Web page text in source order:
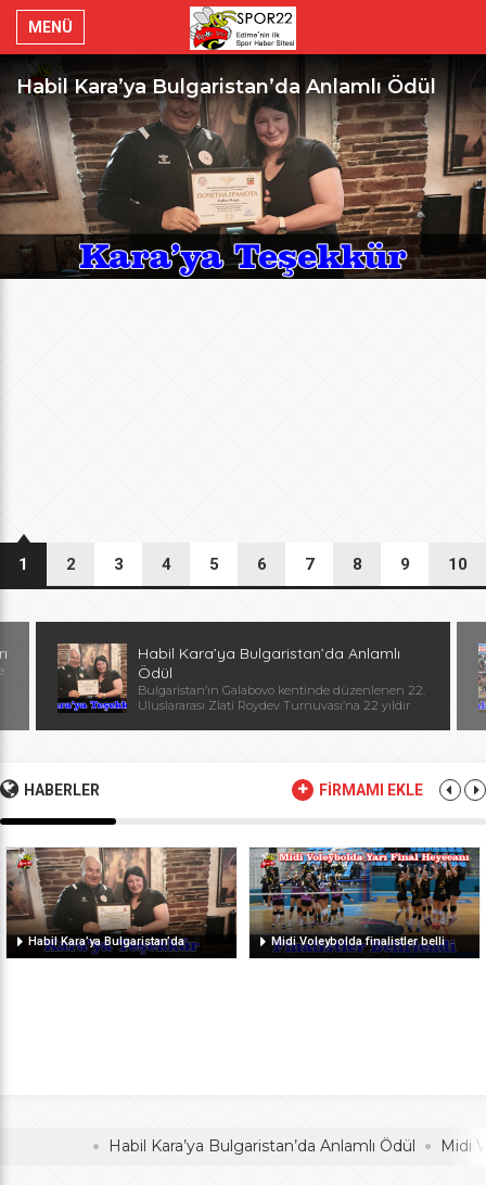
MENÜ
Habil Kara’ya Bulgaristan’da Anlamlı Ödül
1 2 3 4 5 6 7 8 9 10
Habil Kara’ya Bulgaristan’da Anlamlı
Ödül
Bulgaristan’ın Galabovo kentinde düzenlenen 22.
Uluslararası Zlati Roydev Turnuvası’na 22 yıldır
Federasyonu Başkanı, Avrupa ve Dünya
Şampiyonu, olimpiyat ikincisi Stanka Zlateva
HABERLER FİRMAMI EKLE
Habil Kara’ya Bulgaristan’da Midi Voleybolda finalistler belli
Habil Kara’ya Bulgaristan’da Anlamlı Ödül Midi